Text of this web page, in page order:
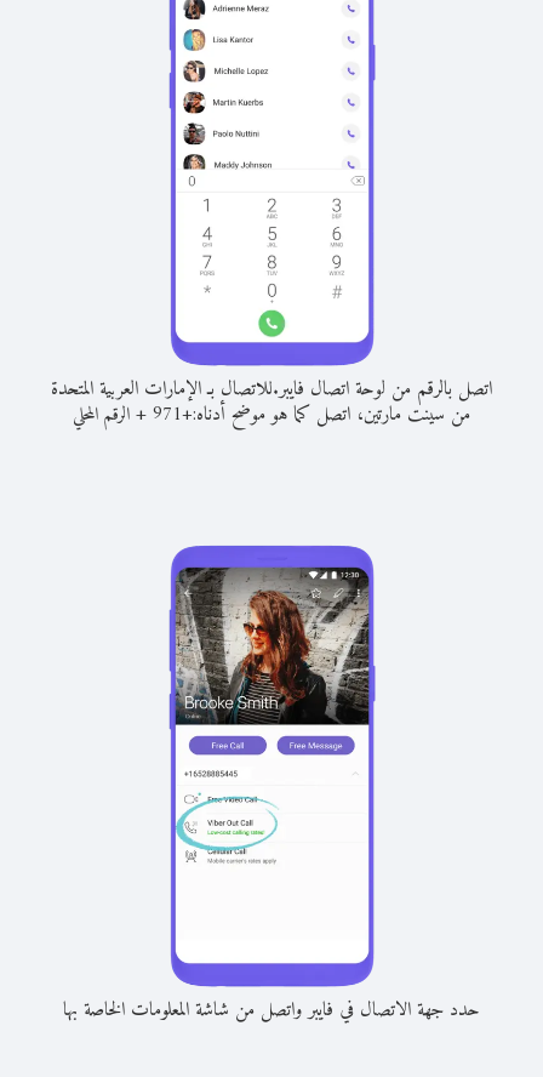
اتصل بالرقم من لوحة اتصال فايبر.للاتصال بـ الإمارات العربية المتحدة
من سينت مارتين، اتصل كما هو موضح أدناه:+
971
+الرقم المحلي
حدد جهة الاتصال في فايبر واتصل من شاشة المعلومات الخاصة بها